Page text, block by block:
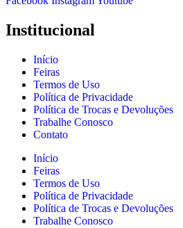
Institucional
Início
Feiras
Termos de Uso
Política de Privacidade
Política de Trocas e Devoluções
Trabalhe Conosco
Contato
Início
Feiras
Termos de Uso
Política de Privacidade
Política de Trocas e Devoluções
Trabalhe Conosco